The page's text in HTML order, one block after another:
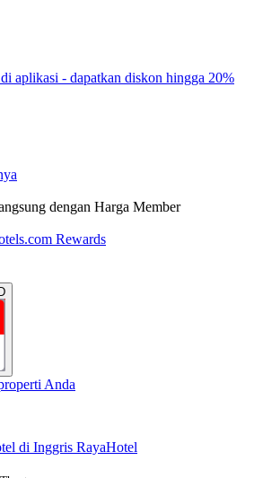
aplikasi - dapatkan diskon hingga 20%
dengan Harga Member
Rewards
Anda
di Inggris RayaHotel